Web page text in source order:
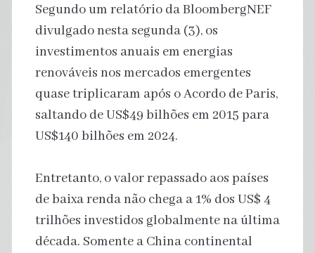
Segundo um relatório da BloombergNEF
divulgado nesta segunda (3), os
investimentos anuais em energias
renováveis nos mercados emergentes
quase triplicaram após o Acordo de Paris,
saltando de US$49 bilhões em 2015 para
US$140 bilhões em 2024.
Entretanto, o valor repassado aos países
de baixa renda não chega a 1% dos US$ 4
trilhões investidos globalmente na última
década. Somente a China continental